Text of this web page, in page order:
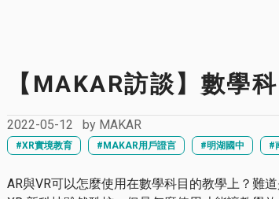
【MAKAR訪談】數學
2022-05-12 by MAKAR
#XR實境教育 #MAKAR用戶證言 #明湖國中 #
AR與VR可以怎麼使用在數學科目的教學上？難